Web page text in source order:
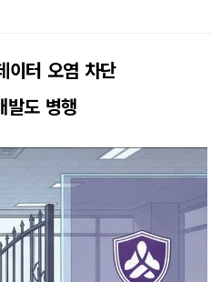
이터 오염 차단
도 병행